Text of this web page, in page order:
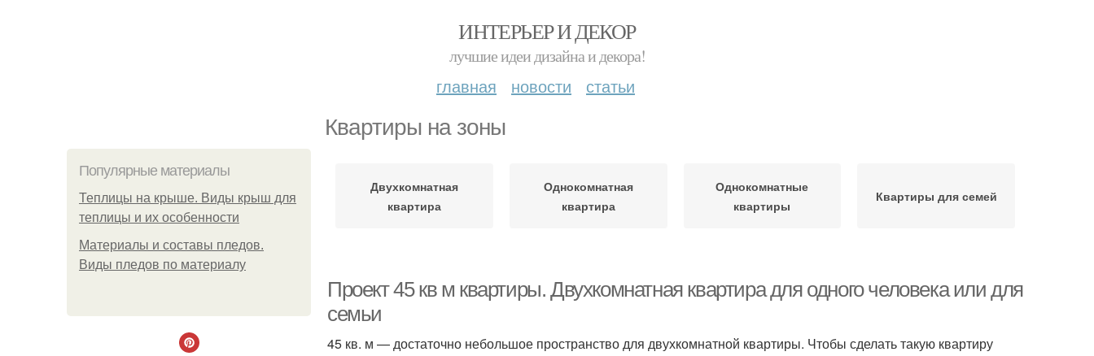
ИНТЕРЬЕР И ДЕКОР
лучшие идеи дизайна и декора!
главная новости статьи
Квартиры на зоны
Популярные материалы
Теплицы на крыше. Виды крыш для
теплицы и их особенности
Материалы и составы пледов.
Виды пледов по материалу
Двухкомнатная
квартира
Однокомнатная
квартира
Однокомнатные
квартиры
Квартиры для семей
Проект 45 кв м квартиры. Двухкомнатная квартира для одного человека или для
семьи
45 кв. м — достаточно небольшое пространство для двухкомнатной квартиры. Чтобы сделать такую квартиру